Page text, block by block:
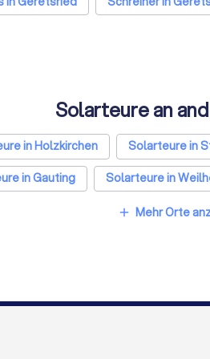
Solarteure an
in Holzkirchen Solarteure in
in Gauting Solarteure in
Solarteure in München
Solarteure in
add Mehr Orte